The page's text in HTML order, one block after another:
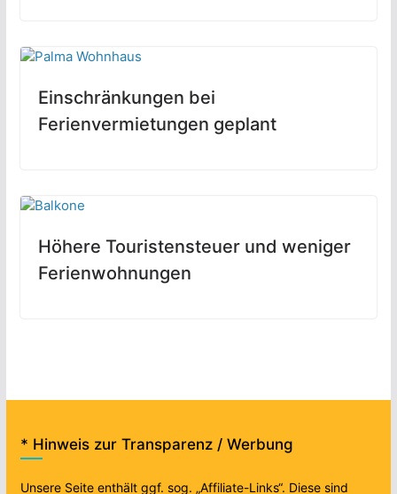
Einschränkungen bei
Ferienvermietungen geplant
Höhere Touristensteuer und weniger
Ferienwohnungen
* Hinweis zur Transparenz / Werbung
Unsere Seite enthält ggf. sog. „Affiliate-Links“. Diese sind